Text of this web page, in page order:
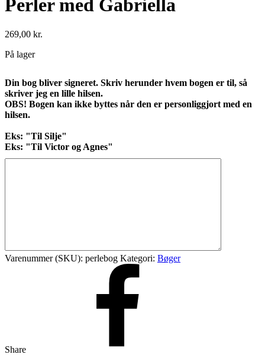
Perler med Gabriella
269,00 kr.
På lager
Din bog bliver signeret. Skriv herunder hvem bogen er til, så
skriver jeg en lille hilsen.
OBS! Bogen kan ikke byttes når den er personliggjort med en
hilsen.
Eks: "Til Silje"
Eks: "Til Victor og Agnes"
Varenummer (SKU): perlebog Kategori: Bøger
Share